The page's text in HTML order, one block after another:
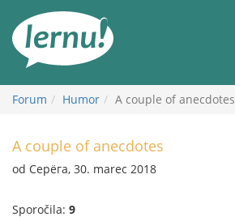
vsebini
Forum Humor A couple of anecdotes
A couple of anecdotes
od Серёга, 30. marec 2018
Sporočila: 9